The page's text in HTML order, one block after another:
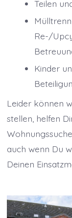
Teilen
Re-/
Kinder
Leider können
stellen, helfen
auch wenn Du
Deinen